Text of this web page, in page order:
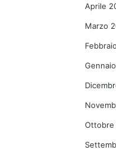
Aprile
Marzo
Ottobre